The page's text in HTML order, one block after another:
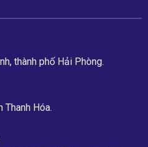
thành phố Hải Phòng.
Thanh Hóa.